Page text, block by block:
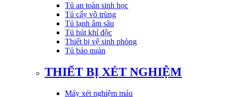
Tủ an toàn sinh học
Tủ cấy vô trùng
Tủ lạnh âm sâu
Tủ hút khí độc
Thiết bị vệ sinh phòng
Tủ bảo quản
THIẾT BỊ XÉT NGHIỆM
Máy xét nghiệm máu